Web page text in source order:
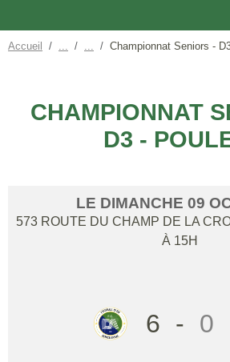
Accueil Championnat Seniors -
CHAMPIONNAT
D3 -
LE DIMANCHE 09
573 ROUTE DU CHAMP DE LA
À 15H
6 - 0